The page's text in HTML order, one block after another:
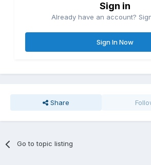
Sign in
Already have an account?
Sign In Now
Share
Go to topic listing